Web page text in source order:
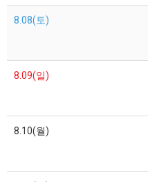
8.08(토)
8.09(일)
8.10(월)